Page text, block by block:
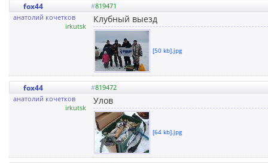
fox44 #819471
анатолий кочетков
irkutsk
Клубный выезд
[50 kb].jpg
fox44 #819472
анатолий кочетков
irkutsk
Улов
[64 kb].jpg